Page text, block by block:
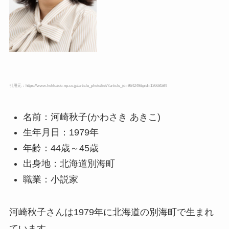
引用元：https://www.hokkaido-np.co.jp/article_photo/list/?article_id=964249&pid=13668584
名前：河崎秋子(かわさき あきこ)
生年月日：1979年
年齢：44歳～45歳
出身地：北海道別海町
職業：小説家
河崎秋子さんは1979年に北海道の別海町で生まれ